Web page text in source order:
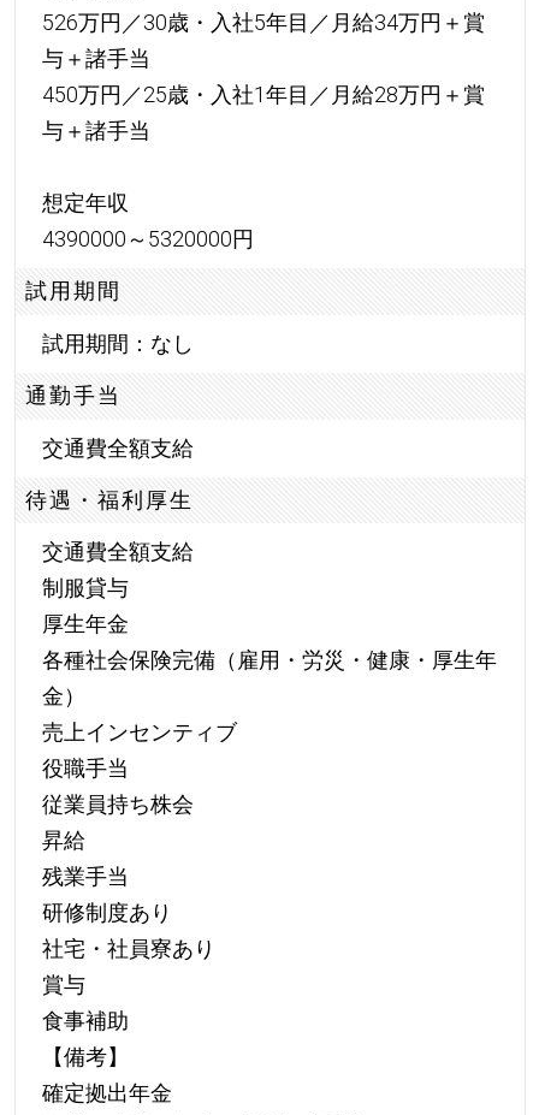
526万円／30歳・入社5年目／月給34万円＋賞
与＋諸手当
450万円／25歳・入社1年目／月給28万円＋賞
与＋諸手当
想定年収
4390000～5320000円
試用期間
試用期間：なし
通勤手当
交通費全額支給
待遇・福利厚生
交通費全額支給
制服貸与
厚生年金
各種社会保険完備（雇用・労災・健康・厚生年
金）
売上インセンティブ
役職手当
従業員持ち株会
昇給
残業手当
研修制度あり
社宅・社員寮あり
賞与
食事補助
【備考】
確定拠出年金